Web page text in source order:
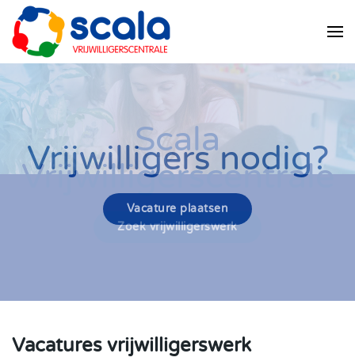
Skip
to
main
content
Vrijwilligers nodig?
Vacature plaatsen
Vacatures vrijwilligerswerk